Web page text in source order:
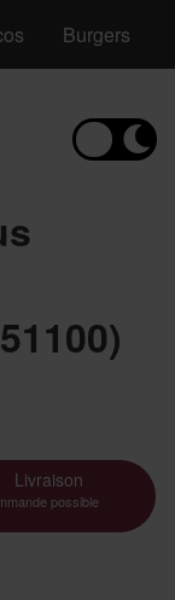
Burgers
Livraison
possible